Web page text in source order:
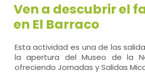
Ven a descubrir el
en El Barraco
Esta actividad es una de las
la apertura del Museo de la
ofreciendo Jornadas y Salidas